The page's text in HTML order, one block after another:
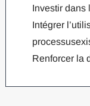
Investir dans
Intégrer
Renforcer la